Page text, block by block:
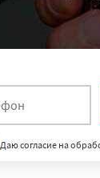
Даю согласие на